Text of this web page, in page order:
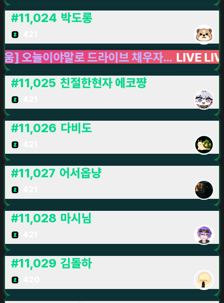
#11,024 박도롱
이야말로 드라이브 채우자... LIVE LIVE
#11,025 친절한현자 에코쨩
#11,026 다비도
#11,027 어서옵냥
#11,028 마시님
#11,029 김돌하